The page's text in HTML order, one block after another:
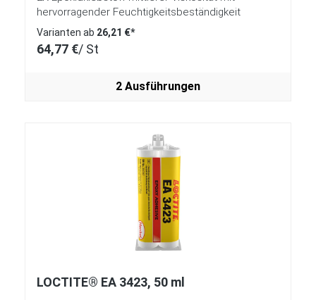
hervorragender Feuchtigkeitsbeständigkeit
Varianten ab 26,21 €*
64,77 €/ St
2 Ausführungen
LOCTITE® EA 3423, 50 ml